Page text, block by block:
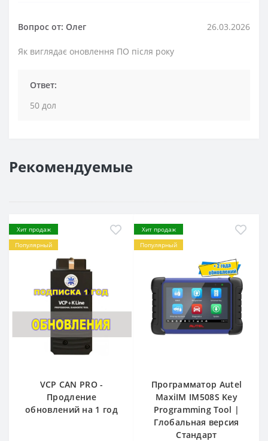
Вопрос от: Олег 26.03.2026
Як виглядає оновлення ПО після року
Ответ:
50 дол
Рекомендуемые
Хит продаж
Популярный
VCP CAN PRO -
Продление
обновлений на 1 год
Хит продаж
Популярный
Программатор Autel
MaxiIM IM508S Key
Programming Tool |
Глобальная версия
Стандарт